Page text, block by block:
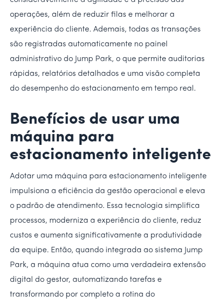
operações, além de reduzir filas e melhorar a
experiência do cliente. Ademais, todas as transações
são registradas automaticamente no painel
administrativo do Jump Park, o que permite auditorias
rápidas, relatórios detalhados e uma visão completa
do desempenho do estacionamento em tempo real.
Benefícios de usar uma
máquina para
estacionamento inteligente
Adotar uma máquina para estacionamento inteligente
impulsiona a eficiência da gestão operacional e eleva
o padrão de atendimento. Essa tecnologia simplifica
processos, moderniza a experiência do cliente, reduz
custos e aumenta significativamente a produtividade
da equipe. Então, quando integrada ao sistema Jump
Park, a máquina atua como uma verdadeira extensão
digital do gestor, automatizando tarefas e
transformando por completo a rotina do